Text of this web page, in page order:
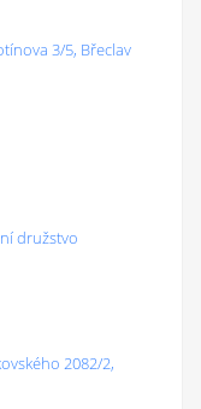
3/5, Břeclav
družstvo
2082/2,